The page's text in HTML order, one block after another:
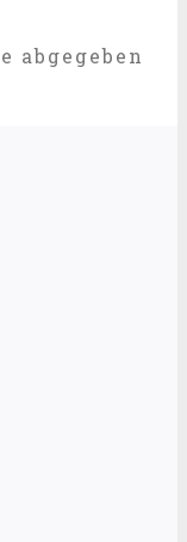
abgegeben